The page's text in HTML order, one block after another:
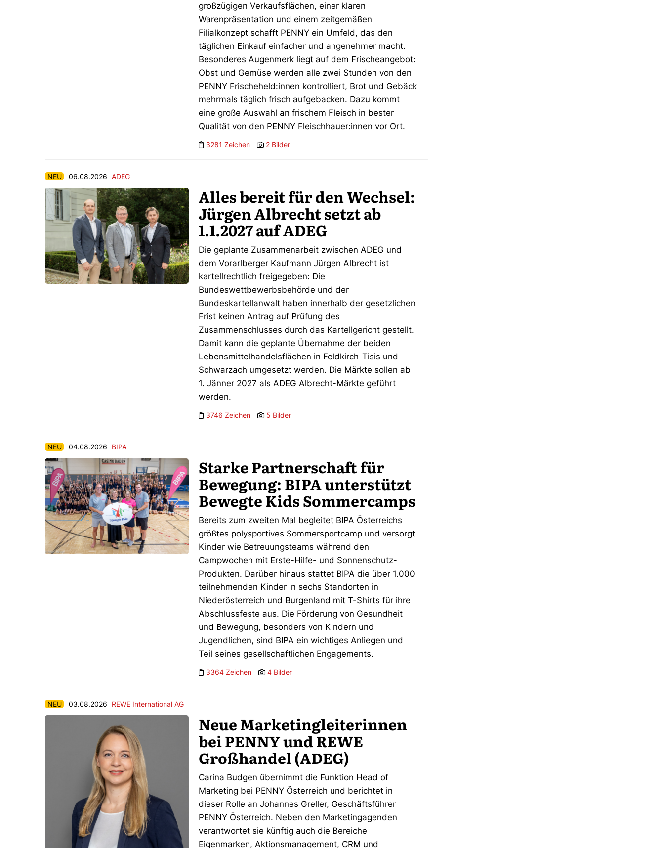
großzügigen Verkaufsflächen, einer klaren
Warenpräsentation und einem zeitgemäßen
Filialkonzept schafft PENNY ein Umfeld, das den
täglichen Einkauf einfacher und angenehmer macht.
Besonderes Augenmerk liegt auf dem Frischeangebot:
Obst und Gemüse werden alle zwei Stunden von den
PENNY Frischeheld:innen kontrolliert, Brot und Gebäck
mehrmals täglich frisch aufgebacken. Dazu kommt
eine große Auswahl an frischem Fleisch in bester
Qualität von den PENNY Fleischhauer:innen vor Ort.
3281 Zeichen 2 Bilder
NEU 06.08.2026 ADEG
Alles bereit für den Wechsel:
Jürgen Albrecht setzt ab
1.1.2027 auf ADEG
Die geplante Zusammenarbeit zwischen ADEG und
dem Vorarlberger Kaufmann Jürgen Albrecht ist
kartellrechtlich freigegeben: Die
Bundeswettbewerbsbehörde und der
Bundeskartellanwalt haben innerhalb der gesetzlichen
Frist keinen Antrag auf Prüfung des
Zusammenschlusses durch das Kartellgericht gestellt.
Damit kann die geplante Übernahme der beiden
Lebensmittelhandelsflächen in Feldkirch-Tisis und
Schwarzach umgesetzt werden. Die Märkte sollen ab
1. Jänner 2027 als ADEG Albrecht-Märkte geführt
werden.
3746 Zeichen 5 Bilder
NEU 04.08.2026 BIPA
Starke Partnerschaft für
Bewegung: BIPA unterstützt
Bewegte Kids Sommercamps
Bereits zum zweiten Mal begleitet BIPA Österreichs
größtes polysportives Sommersportcamp und versorgt
Kinder wie Betreuungsteams während den
Campwochen mit Erste-Hilfe- und Sonnenschutz-
Produkten. Darüber hinaus stattet BIPA die über 1.000
teilnehmenden Kinder in sechs Standorten in
Niederösterreich und Burgenland mit T-Shirts für ihre
Abschlussfeste aus. Die Förderung von Gesundheit
und Bewegung, besonders von Kindern und
Jugendlichen, sind BIPA ein wichtiges Anliegen und
Teil seines gesellschaftlichen Engagements.
3364 Zeichen 4 Bilder
NEU 03.08.2026 REWE International AG
Neue Marketingleiterinnen
bei PENNY und REWE
Großhandel (ADEG)
Carina Budgen übernimmt die Funktion Head of
Marketing bei PENNY Österreich und berichtet in
dieser Rolle an Johannes Greller, Geschäftsführer
PENNY Österreich. Neben den Marketingagenden
verantwortet sie künftig auch die Bereiche
Eigenmarken, Aktionsmanagement, CRM und